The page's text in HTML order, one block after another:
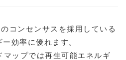
コンセンサスを採用している
効率に優れます。
マップでは再生可能エネルギ